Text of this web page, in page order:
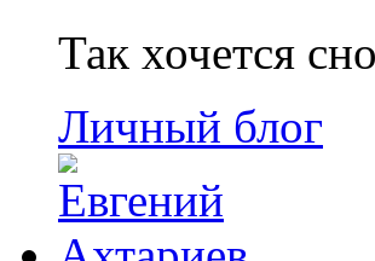
Так хочется
Личный блог